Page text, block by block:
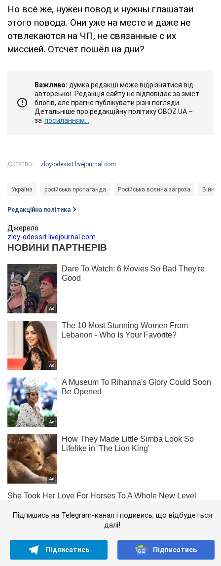
Но всё же, нужен повод и нужны глашатаи
этого повода. Они уже на месте и даже не
отвлекаются на ЧП, не связанные с их
миссией. Отсчёт пошёл на дни?
Важливо: думка редакції може відрізнятися від
авторської. Редакція сайту не відповідає за зміст
блогів, але прагне публікувати різні погляди.
Детальніше про редакційну політику OBOZ.UA –
за посиланням...
ДЖЕРЕЛО: zloy-odessit.livejournal.com
Україна російська пропаганда Російська воєнна загроза Війна
Редакційна політика
Джерело
zloy-odessit.livejournal.com
Підпишись на Telegram-канал і подивись, що відбудеться
далі!
Підписатись Підписатись